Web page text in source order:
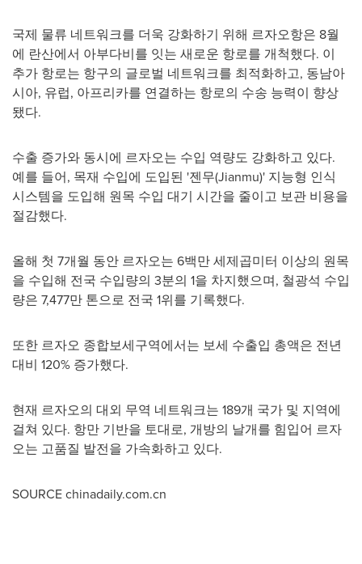
국제 물류 네트워크를 더욱 강화하기 위해 르자오항은 8월
에 란산에서 아부다비를 잇는 새로운 항로를 개척했다. 이
추가 항로는 항구의 글로벌 네트워크를 최적화하고, 동남아
시아, 유럽, 아프리카를 연결하는 항로의 수송 능력이 향상
됐다.
수출 증가와 동시에 르자오는 수입 역량도 강화하고 있다.
예를 들어, 목재 수입에 도입된 '젠무(Jianmu)' 지능형 인식
시스템을 도입해 원목 수입 대기 시간을 줄이고 보관 비용을
절감했다.
올해 첫 7개월 동안 르자오는 6백만 세제곱미터 이상의 원목
을 수입해 전국 수입량의 3분의 1을 차지했으며, 철광석 수입
량은 7,477만 톤으로 전국 1위를 기록했다.
또한 르자오 종합보세구역에서는 보세 수출입 총액은 전년
대비 120% 증가했다.
현재 르자오의 대외 무역 네트워크는 189개 국가 및 지역에
걸쳐 있다. 항만 기반을 토대로, 개방의 날개를 힘입어 르자
오는 고품질 발전을 가속화하고 있다.
SOURCE chinadaily.com.cn